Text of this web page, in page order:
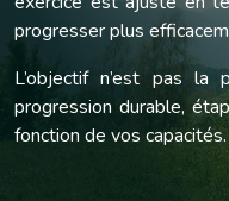
progresser plus
L’objectif n’est pas la
progression durable,
fonction de vos capacités.